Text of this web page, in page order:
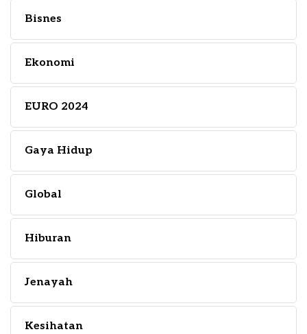
Bisnes
Ekonomi
EURO 2024
Gaya Hidup
Global
Hiburan
Jenayah
Kesihatan